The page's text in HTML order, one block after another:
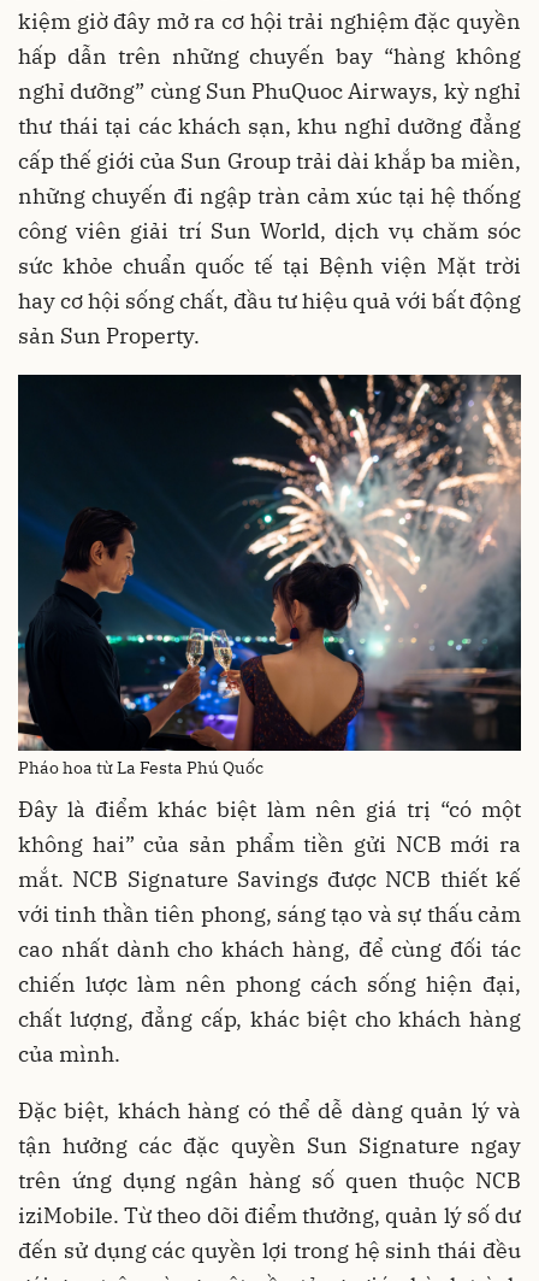
kiệm giờ đây mở ra cơ hội trải nghiệm đặc quyền
hấp dẫn trên những chuyến bay “hàng không
nghỉ dưỡng” cùng Sun PhuQuoc Airways, kỳ nghỉ
thư thái tại các khách sạn, khu nghỉ dưỡng đẳng
cấp thế giới của Sun Group trải dài khắp ba miền,
những chuyến đi ngập tràn cảm xúc tại hệ thống
công viên giải trí Sun World, dịch vụ chăm sóc
sức khỏe chuẩn quốc tế tại Bệnh viện Mặt trời
hay cơ hội sống chất, đầu tư hiệu quả với bất động
sản Sun Property.
Pháo hoa từ La Festa Phú Quốc
Đây là điểm khác biệt làm nên giá trị “có một
không hai” của sản phẩm tiền gửi NCB mới ra
mắt. NCB Signature Savings được NCB thiết kế
với tinh thần tiên phong, sáng tạo và sự thấu cảm
cao nhất dành cho khách hàng, để cùng đối tác
chiến lược làm nên phong cách sống hiện đại,
chất lượng, đẳng cấp, khác biệt cho khách hàng
của mình.
Đặc biệt, khách hàng có thể dễ dàng quản lý và
tận hưởng các đặc quyền Sun Signature ngay
trên ứng dụng ngân hàng số quen thuộc NCB
iziMobile. Từ theo dõi điểm thưởng, quản lý số dư
đến sử dụng các quyền lợi trong hệ sinh thái đều